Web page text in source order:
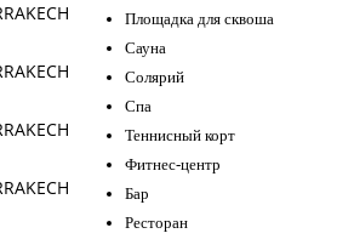
Площадка для сквоша
Сауна
Солярий
Спа
Теннисный корт
Фитнес-центр
Бар
Ресторан